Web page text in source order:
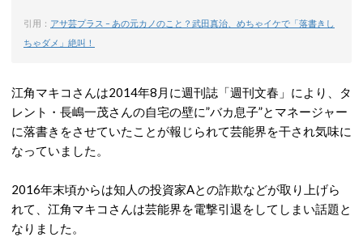
引用： アサ芸プラス – あの元カノのこと？武田真治、めちゃイケで「落書きし
ちゃダメ」絶叫！
江角マキコさんは2014年8月に週刊誌「週刊文春」により、タ
レント・長嶋一茂さんの自宅の壁に”バカ息子”とマネージャー
に落書きをさせていたことが報じられて芸能界を干され気味に
なっていました。
2016年末頃からは知人の投資家Aとの詐欺などが取り上げら
れて、江角マキコさんは芸能界を電撃引退をしてしまい話題と
なりました。